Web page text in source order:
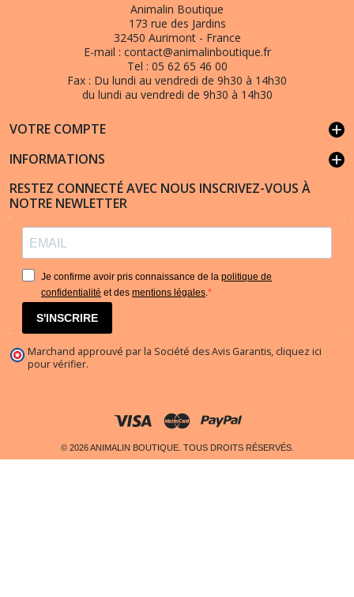
Animalin Boutique
173 rue des Jardins
32450 Aurimont - France
E-mail : contact@animalinboutique.fr
Tel : 05 62 65 46 00
Fax : Du lundi au vendredi de 9h30 à 14h30
du lundi au vendredi de 9h30 à 14h30
VOTRE COMPTE add
INFORMATIONS add
RESTEZ CONNECTÉ AVEC NOUS INSCRIVEZ-VOUS À
NOTRE NEWLETTER
Je confirme avoir pris connaissance de la politique de
confidentialité et des mentions légales.
S'INSCRIRE
Marchand approuvé par la Société des Avis Garantis, cliquez ici
pour vérifier.
© 2026 ANIMALIN BOUTIQUE. TOUS DROITS RÉSERVÉS.